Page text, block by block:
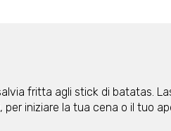
fritta agli stick di batatas.
iniziare la tua cena o il tuo